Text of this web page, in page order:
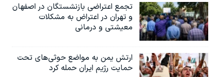
تجمع اعتراضی بازنشستگان در اصفهان
و تهران در اعتراض به مشکلات
معیشتی و درمانی
ارتش یمن به مواضع حوثی‌های تحت
حمایت رژیم ایران حمله کرد